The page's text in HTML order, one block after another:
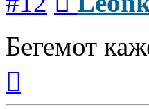
Бегемот
началу